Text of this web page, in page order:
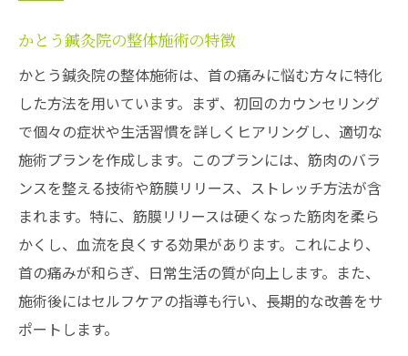
かとう鍼灸院の整体施術の特徴
かとう鍼灸院の整体施術は、首の痛みに悩む方々に特化
した方法を用いています。まず、初回のカウンセリング
で個々の症状や生活習慣を詳しくヒアリングし、適切な
施術プランを作成します。このプランには、筋肉のバラ
ンスを整える技術や筋膜リリース、ストレッチ方法が含
まれます。特に、筋膜リリースは硬くなった筋肉を柔ら
かくし、血流を良くする効果があります。これにより、
首の痛みが和らぎ、日常生活の質が向上します。また、
施術後にはセルフケアの指導も行い、長期的な改善をサ
ポートします。